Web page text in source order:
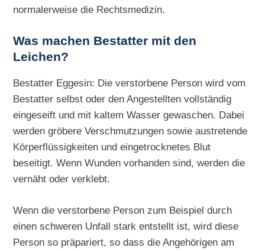
normalerweise die Rechtsmedizin.
Was machen Bestatter mit den
Leichen?
Bestatter Eggesin: Die verstorbene Person wird vom
Bestatter selbst oder den Angestellten vollständig
eingeseift und mit kaltem Wasser gewaschen. Dabei
werden gröbere Verschmutzungen sowie austretende
Körperflüssigkeiten und eingetrocknetes Blut
beseitigt. Wenn Wunden vorhanden sind, werden die
vernäht oder verklebt.
Wenn die verstorbene Person zum Beispiel durch
einen schweren Unfall stark entstellt ist, wird diese
Person so präpariert, so dass die Angehörigen am